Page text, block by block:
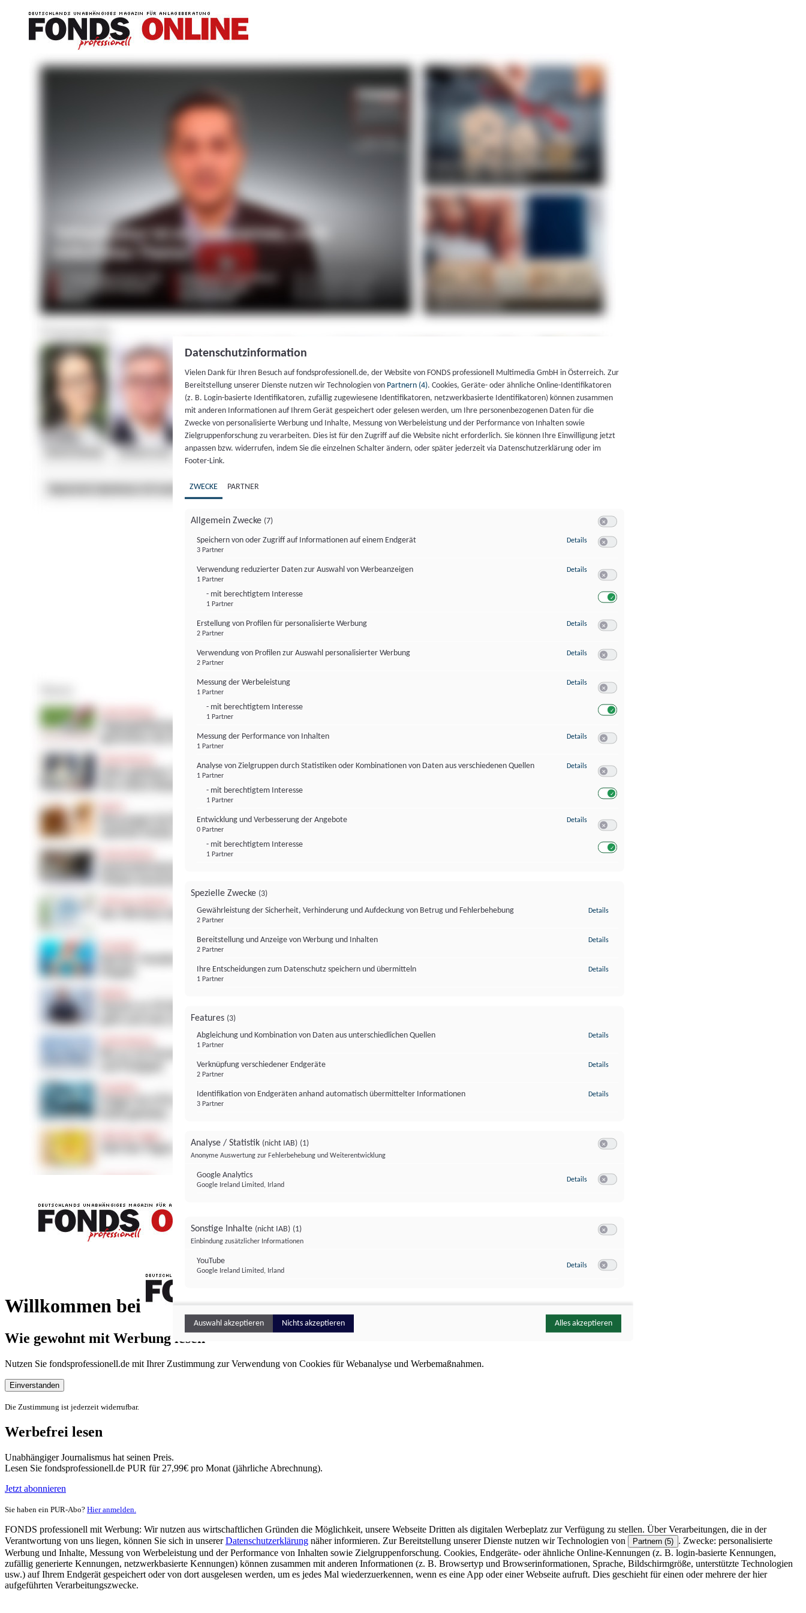
Willkommen bei
FONDS professionell
Wie gewohnt mit Werbung lesen
Nutzen Sie fondsprofessionell.de mit Ihrer Zustimmung zur Verwendung von Cookies für Webanalyse und Werbemaßnahmen.
Einverstanden
Die Zustimmung ist jederzeit widerrufbar.
Werbefrei lesen
Unabhängiger Journalismus hat seinen Preis.
Lesen Sie fondsprofessionell.de PUR für 27,99€ pro Monat (jährliche Abrechnung).
Jetzt abonnieren
Sie haben ein PUR-Abo? Hier anmelden.
FONDS professionell mit Werbung: Wir nutzen aus wirtschaftlichen Gründen die Möglichkeit, unsere Webseite Dritten als digitalen Werbeplatz zur Verfügung zu stellen. Über Verarbeitungen, die in der
Verantwortung von uns liegen, können Sie sich in unsererDatenschutzerklärung näher informieren. Zur Bereitstellung unserer Dienste nutzen wir Technologien von Partnern (5) . Zwecke: personalisierte
Werbung und Inhalte, Messung von Werbeleistung und der Performance von Inhalten sowie Zielgruppenforschung. Cookies, Endgeräte- oder ähnliche Online-Kennungen (z. B. login-basierte Kennungen,
zufällig generierte Kennungen, netzwerkbasierte Kennungen) können zusammen mit anderen Informationen (z. B. Browsertyp und Browserinformationen, Sprache, Bildschirmgröße, unterstützte Technologien
usw.) auf Ihrem Endgerät gespeichert oder von dort ausgelesen werden, um es jedes Mal wiederzuerkennen, wenn es eine App oder einer Webseite aufruft. Dies geschieht für einen oder mehrere der hier
aufgeführten Verarbeitungszwecke.
Datenschutzinformation
Vielen Dank für Ihren Besuch auf fondsprofessionell.de, der Website von FONDS professionell Multimedia GmbH in Österreich. Zur
Bereitstellung unserer Dienste nutzen wir Technologien von Partnern (4). Cookies, Geräte- oder ähnliche Online-Identifikatoren
(z. B. Login-basierte Identifikatoren, zufällig zugewiesene Identifikatoren, netzwerkbasierte Identifikatoren) können zusammen
mit anderen Informationen auf Ihrem Gerät gespeichert oder gelesen werden, um Ihre personenbezogenen Daten für die
Zwecke von personalisierte Werbung und Inhalte, Messung von Werbeleistung und der Performance von Inhalten sowie
Zielgruppenforschung zu verarbeiten. Dies ist für den Zugriff auf die Website nicht erforderlich. Sie können Ihre Einwilligung jetzt
anpassen bzw. widerrufen, indem Sie die einzelnen Schalter ändern, oder später jederzeit via Datenschutzerklärung oder im
Footer-Link.
ZWECKE PARTNER
Allgemein Zwecke (7)
Speichern von oder Zugriff auf Informationen auf einem Endgerät
3 Partner
Details zu Speichern von oder Zugriff auf Informationen auf einem Endgerät
Verwendung reduzierter Daten zur Auswahl von Werbeanzeigen
1 Partner
- mit berechtigtem Interesse
1 Partner
Details zu Verwendung reduzierter Daten zur Auswahl von Werbeanzeigen
Erstellung von Profilen für personalisierte Werbung
2 Partner
Details zu Erstellung von Profilen für personalisierte Werbung
Verwendung von Profilen zur Auswahl personalisierter Werbung
2 Partner
Details zu Verwendung von Profilen zur Auswahl personalisierter Werbung
Messung der Werbeleistung
1 Partner
- mit berechtigtem Interesse
1 Partner
Details zu Messung der Werbeleistung
Messung der Performance von Inhalten
1 Partner
Details zu Messung der Performance von Inhalten
Analyse von Zielgruppen durch Statistiken oder Kombinationen von Daten aus verschiedenen Quellen
1 Partner
- mit berechtigtem Interesse
1 Partner
Details zu Analyse von Zielgruppen durch Statistiken oder Kombinationen von
Entwicklung und Verbesserung der Angebote
0 Partner
- mit berechtigtem Interesse
1 Partner
Details zu Entwicklung und Verbesserung der Angebote
Spezielle Zwecke (3)
Gewährleistung der Sicherheit, Verhinderung und Aufdeckung von Betrug und Fehlerbehebung
2 Partner
Details
Bereitstellung und Anzeige von Werbung und Inhalten
2 Partner
Details
Ihre Entscheidungen zum Datenschutz speichern und übermitteln
1 Partner
Details
Features (3)
Abgleichung und Kombination von Daten aus unterschiedlichen Quellen
1 Partner
Details
Verknüpfung verschiedener Endgeräte
2 Partner
Details
Identifikation von Endgeräten anhand automatisch übermittelter Informationen
3 Partner
Details
Analyse / Statistik (nicht IAB) (1)
Anonyme Auswertung zur Fehlerbehebung und Weiterentwicklung
Google Analytics
Google Ireland Limited, Irland
Details zu Google Analytics
Sonstige Inhalte (nicht IAB) (1)
Einbindung zusätzlicher Informationen
YouTube
Google Ireland Limited, Irland
Details zu YouTube
Auswahl akzeptieren Nichts akzeptieren Alles akzeptieren